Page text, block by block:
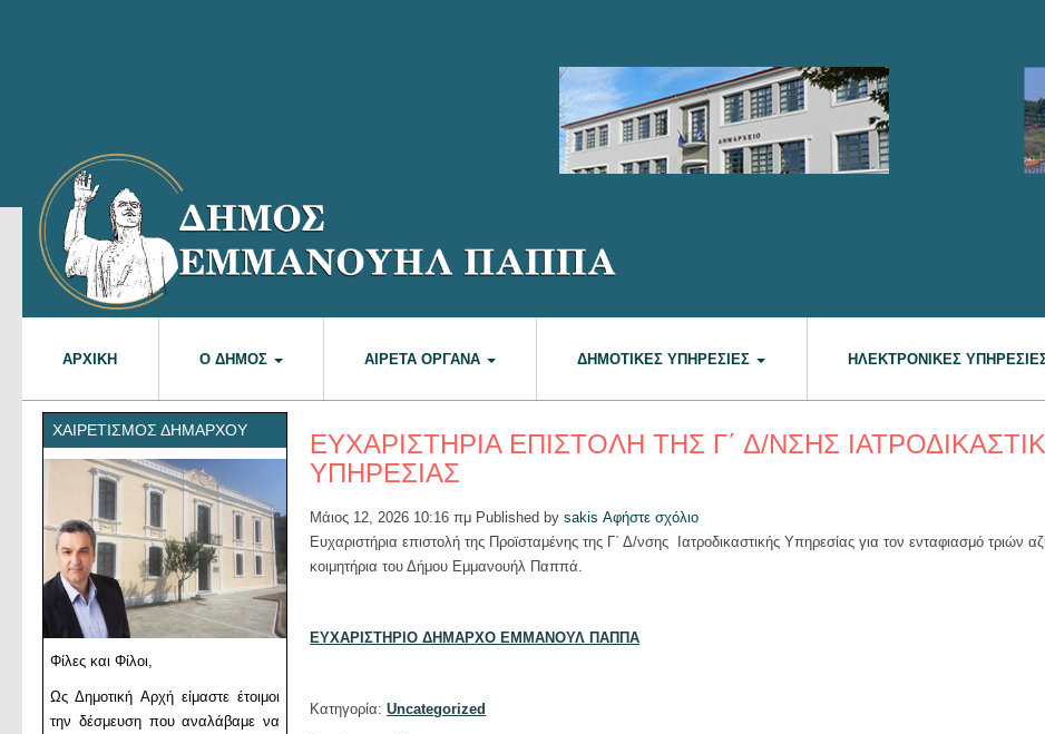
ΑΡΧΙΚΉ Ο ΔΉΜΟΣ ΑΙΡΕΤΆ ΌΡΓΑΝΑ ΔΗΜΟΤΙΚΈΣ ΥΠΗΡΕΣΊΕΣ ΗΛΕΚΤΡΟΝΙΚΈΣ
ΧΑΙΡΕΤΙΣΜΌΣ ΔΗΜΆΡΧΟΥ
Φίλες και Φίλοι,
Ως Δημοτική Αρχή είμαστε έτοιμοι
την δέσμευση που αναλάβαμε να
ΕΥΧΑΡΙΣΤΗΡΙΑ ΕΠΙΣΤΟΛΗ ΤΗΣ Γ΄ Δ/ΝΣΗΣ
ΥΠΗΡΕΣΙΑΣ
Μάιος 12, 2026 10:16 πμ Published bysakis Αφήστε σχόλιο
Ευχαριστήρια επιστολή της Προϊσταμένης της Γ΄ Δ/νσης Ιατροδικαστικής Υπηρεσίας για τον ενταφιασμό τριών
κοιμητήρια του Δήμου Εμμανουήλ Παππά.
ΕΥΧΑΡΙΣΤΗΡΙΟ ΔΗΜΑΡΧΟ ΕΜΜΑΝΟΥΛ ΠΑΠΠΑ
Κατηγορία:Uncategorized